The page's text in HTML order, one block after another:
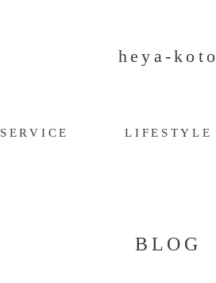
heya-koto
SERVICE LIFESTYLE
BLOG